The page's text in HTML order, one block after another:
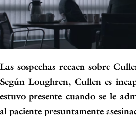
Las sospechas recaen sobre
Según Loughren, Cullen es
estuvo presente cuando se le
al paciente presuntamente